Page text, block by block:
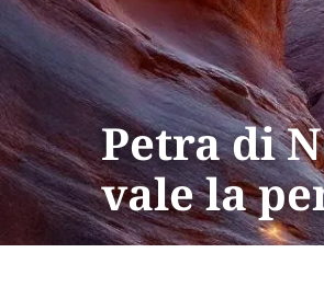
Petra di
vale la